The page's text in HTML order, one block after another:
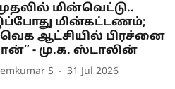
மின்வெட்டு..
மின்கட்டணம்;
ஆட்சியில் பிரச்னை
- மு.க. ஸ்டாலின்
S 31 Jul 2026